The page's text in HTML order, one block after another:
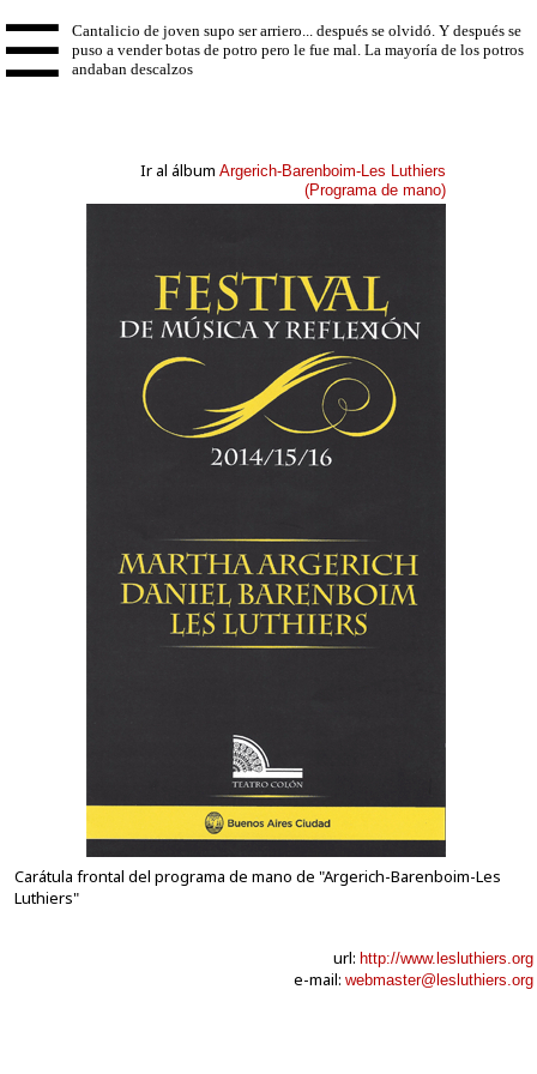
☰
Ir al álbum Argerich-Barenboim-Les Luthiers
(Programa de mano)
Carátula frontal del programa de mano de "Argerich-Barenboim-Les
Luthiers"
url: http://www.lesluthiers.org
e-mail: webmaster@lesluthiers.org